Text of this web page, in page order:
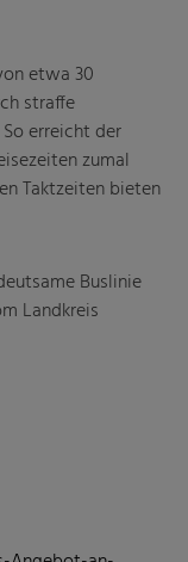
etwa 30
straffe
erreicht der
zumal
Taktzeiten bieten
Buslinie
Landkreis